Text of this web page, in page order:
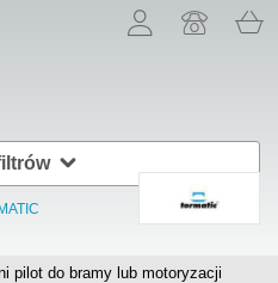
pilot do bramy lub motoryzacji